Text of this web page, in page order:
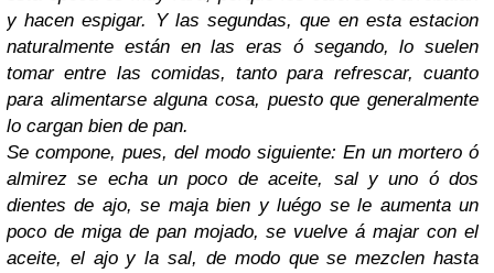
y hacen espigar. Y las segundas, que en esta estacion
naturalmente están en las eras ó segando, lo suelen
tomar entre las comidas, tanto para refrescar, cuanto
para alimentarse alguna cosa, puesto que generalmente
lo cargan bien de pan.
Se compone, pues, del modo siguiente: En un mortero ó
almirez se echa un poco de aceite, sal y uno ó dos
dientes de ajo, se maja bien y luégo se le aumenta un
poco de miga de pan mojado, se vuelve á majar con el
aceite, el ajo y la sal, de modo que se mezclen hasta